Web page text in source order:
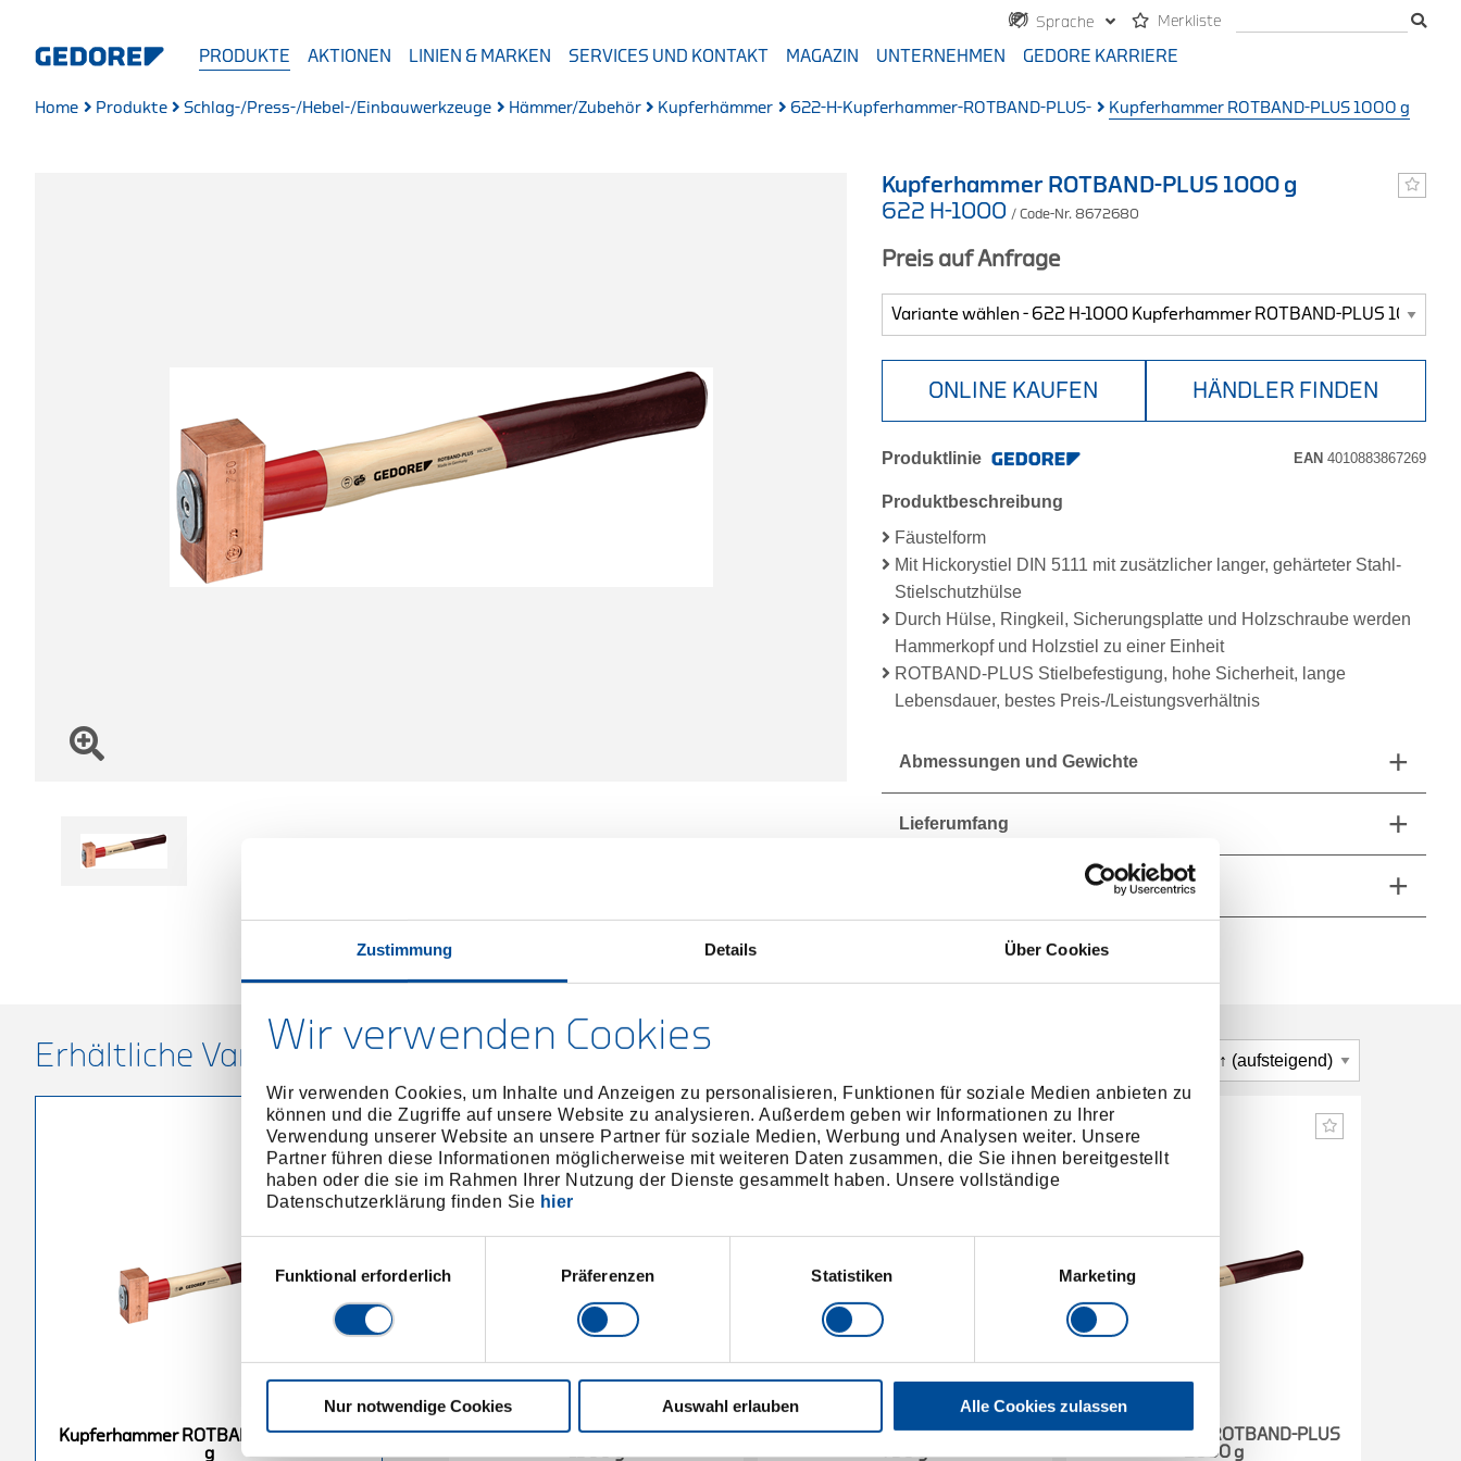
Zustimmung Details Über Cookies
Wir verwenden Cookies
Wir verwenden Cookies, um Inhalte und Anzeigen zu personalisieren, Funktionen für soziale Medien anbieten zu
können und die Zugriffe auf unsere Website zu analysieren. Außerdem geben wir Informationen zu Ihrer
Verwendung unserer Website an unsere Partner für soziale Medien, Werbung und Analysen weiter. Unsere
Partner führen diese Informationen möglicherweise mit weiteren Daten zusammen, die Sie ihnen bereitgestellt
haben oder die sie im Rahmen Ihrer Nutzung der Dienste gesammelt haben. Unsere vollständige
Datenschutzerklärung finden Sie hier
Funktional erforderlich
Präferenzen Statistiken Marketing
Nur notwendige Cookies Auswahl erlauben Alle Cookies zulassen
Sprache Merkliste
PRODUKTE AKTIONEN LINIEN & MARKEN SERVICES UND KONTAKT MAGAZIN UNTERNEHMEN GEDORE KARRIERE
Home Produkte Schlag-/Press-/Hebel-/Einbauwerkzeuge Hämmer/Zubehör Kupferhämmer 622-H-Kupferhammer-ROTBAND-PLUS- Kupferhammer ROTBAND-PLUS 1000 g
Kupferhammer ROTBAND-PLUS 1000 g
622 H-1000 / Code-Nr. 8672680
Preis auf Anfrage
ONLINE KAUFEN HÄNDLER FINDEN
Produktlinie EAN 4010883867269
Produktbeschreibung
Fäustelform
Mit Hickorystiel DIN 5111 mit zusätzlicher langer, gehärteter Stahl-
Stielschutzhülse
Durch Hülse, Ringkeil, Sicherungsplatte und Holzschraube werden
Hammerkopf und Holzstiel zu einer Einheit
ROTBAND-PLUS Stielbefestigung, hohe Sicherheit, lange
Lebensdauer, bestes Preis-/Leistungsverhältnis
Abmessungen und Gewichte
Lieferumfang
Technische Eigenschaften
Erhältliche Varianten
Kupferhammer ROTBAND-PLUS 1000
g
PLUS
Kupferhammer ROTBAND-PLUS
Kupferhammer ROTBAND-PLUS
Kupferhammer ROTBAND-PLUS
Kupferhammer ROTBAND-PLUS
2000 g